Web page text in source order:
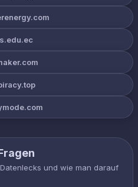
und wie man darauf